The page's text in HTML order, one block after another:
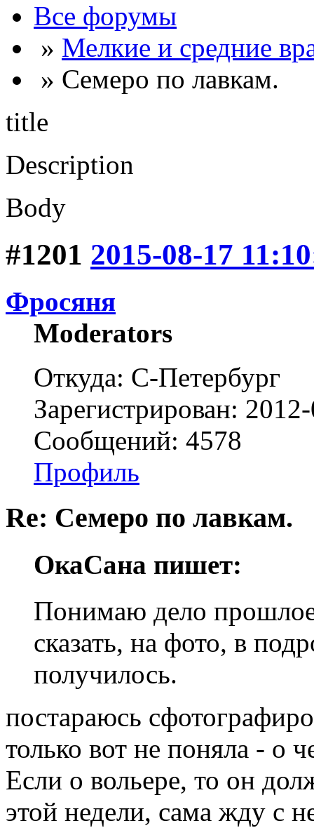
Все форумы
» Мелкие и средние
» Семеро по лавкам.
title
Description
Body
#1201 2015-08-17
Фросяня
Moderators
Откуда: С-Петербург
Зарегистрирован:
Сообщений: 4578
Профиль
Re: Семеро по лавкам.
ОкаСана пишет:
Понимаю дело
сказать, на фото, в
получилось.
постараюсь
только вот не поняла - о
Если о вольере, то он
этой недели, сама жду с